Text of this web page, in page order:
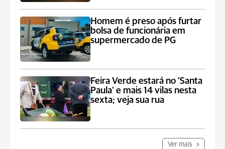
Homem é preso após furtar
bolsa de funcionária em
supermercado de PG
Feira Verde estará no 'Santa
Paula' e mais 14 vilas nesta
sexta; veja sua rua
Ver mais